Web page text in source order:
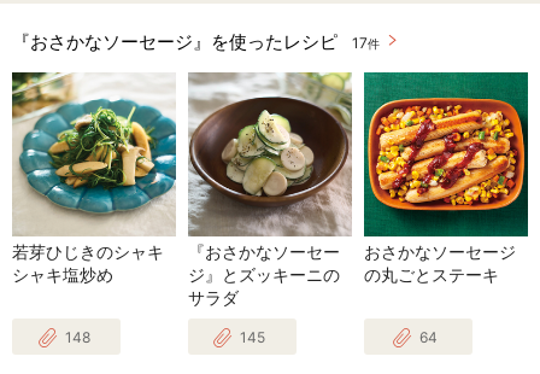
『おさかなソーセージ』を使ったレシピ 17件
若芽ひじきのシャキ
シャキ塩炒め
148
『おさかなソーセー
ジ』とズッキーニの
サラダ
145
おさかなソーセージ
の丸ごとステーキ
64